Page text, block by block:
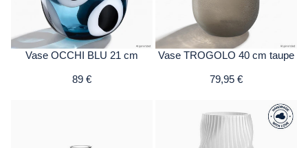
Vase OCCHI BLU 21 cm
89 €
Vase TROGOLO 40 cm taupe
79,95 €